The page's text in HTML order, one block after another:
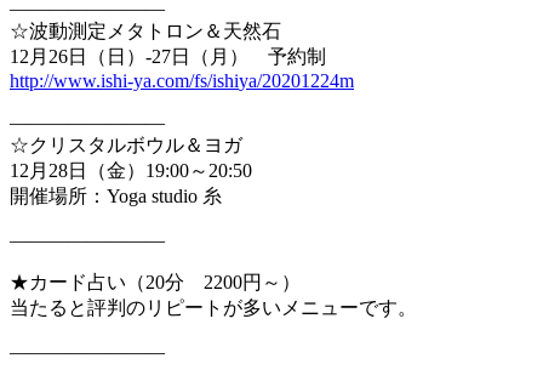
————————
☆波動測定メタトロン＆天然石
12月26日（日）-27日（月） 予約制
http://www.ishi-ya.com/fs/ishiya/20201224m
————————
☆クリスタルボウル＆ヨガ
12月28日（金）19:00～20:50
開催場所：Yoga studio 糸
————————
★カード占い（20分 2200円～）
当たると評判のリピートが多いメニューです。
————————